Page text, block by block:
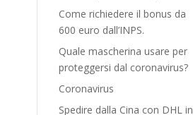
Come richiedere il bonus da
600 euro dall’INPS.
Quale mascherina usare per
proteggersi dal coronavirus?
Coronavirus
Spedire dalla Cina con DHL in